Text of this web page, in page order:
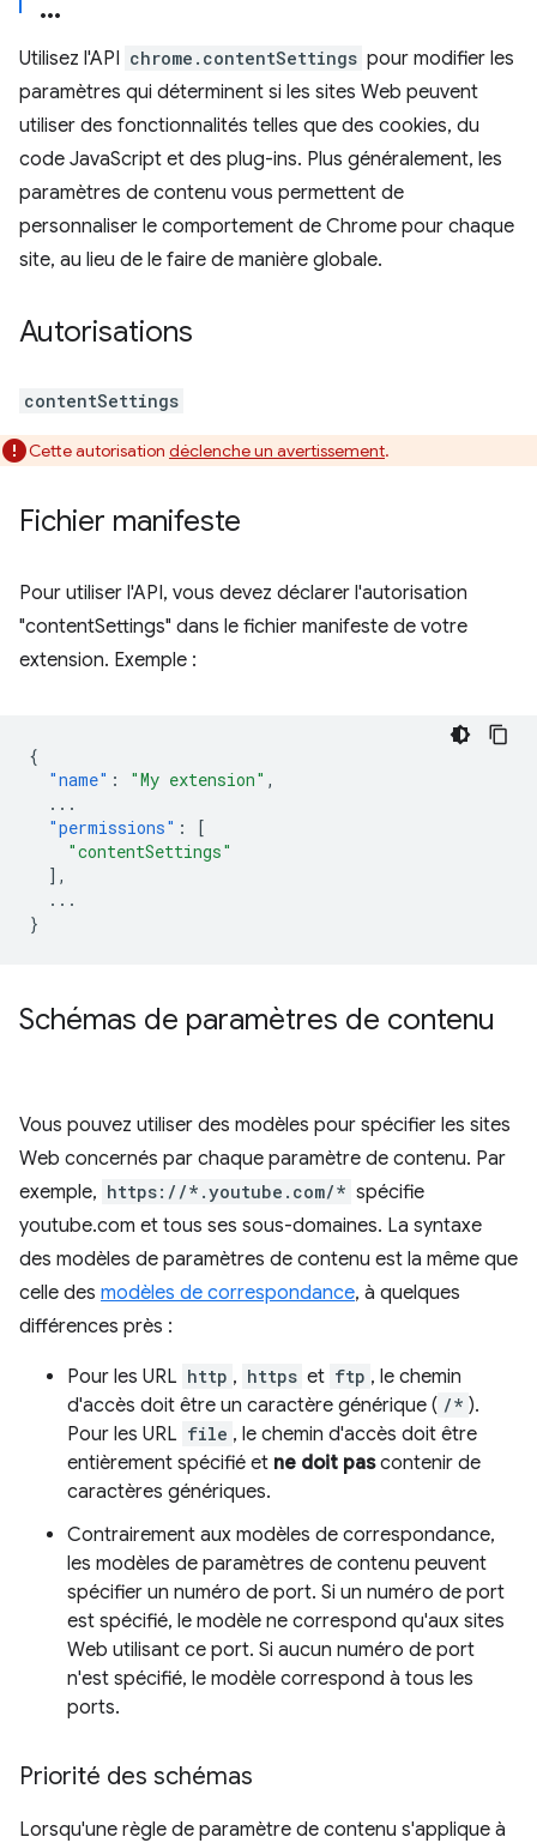
Utilisez l'API chrome.contentSettings pour modifier les
paramètres qui déterminent si les sites Web peuvent
utiliser des fonctionnalités telles que des cookies, du
code JavaScript et des plug-ins. Plus généralement, les
paramètres de contenu vous permettent de
personnaliser le comportement de Chrome pour chaque
site, au lieu de le faire de manière globale.
Autorisations
contentSettings
Cette autorisation déclenche un avertissement.
Fichier manifeste
Pour utiliser l'API, vous devez déclarer l'autorisation
"contentSettings" dans le fichier manifeste de votre
extension. Exemple :
{
"name" : "My extension" ,
...
"permissions" :
[
"contentSettings"
],
...
}
Schémas de paramètres de contenu
Vous pouvez utiliser des modèles pour spécifier les sites
Web concernés par chaque paramètre de contenu. Par
exemple, https://*.youtube.com/* spécifie
youtube.com et tous ses sous-domaines. La syntaxe
des modèles de paramètres de contenu est la même que
celle des modèles de correspondance, à quelques
différences près :
Pour les URL http , https et ftp , le chemin
d'accès doit être un caractère générique ( /* ).
Pour les URL file , le chemin d'accès doit être
entièrement spécifié et ne doit pascontenir de
caractères génériques.
Contrairement aux modèles de correspondance,
les modèles de paramètres de contenu peuvent
spécifier un numéro de port. Si un numéro de port
est spécifié, le modèle ne correspond qu'aux sites
Web utilisant ce port. Si aucun numéro de port
n'est spécifié, le modèle correspond à tous les
ports.
Priorité des schémas
Lorsqu'une règle de paramètre de contenu s'applique à